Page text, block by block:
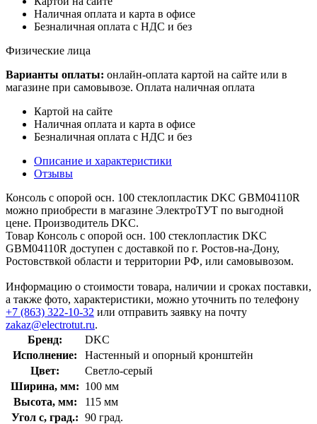
Наличная оплата и карта в офисе
Безналичная оплата с НДС и без
Физические лица
Варианты оплаты: онлайн-оплата картой на сайте или в
магазине при самовывозе. Оплата наличная оплата
Картой на сайте
Наличная оплата и карта в офисе
Безналичная оплата с НДС и без
Описание и характеристики
Отзывы
Консоль с опорой осн. 100 стеклопластик DKC GBM04110R
можно приобрести в магазине ЭлектроТУТ по выгодной
цене. Производитель DKC.
Товар Консоль с опорой осн. 100 стеклопластик DKC
GBM04110R доступен с доставкой по г. Ростов-на-Дону,
Ростовствкой области и территории РФ, или самовывозом.
Информацию о стоимости товара, наличии и сроках поставки,
а также фото, характеристики, можно уточнить по телефону
+7 (863) 322-10-32 или отправить заявку на почту
zakaz@electrotut.ru.
Бренд:
DKC
Исполнение:
Настенный и опорный кронштейн
Цвет:
Светло-серый
Ширина, мм: 100 мм
Высота, мм:
115 мм
Угол с, град.: 90 град.